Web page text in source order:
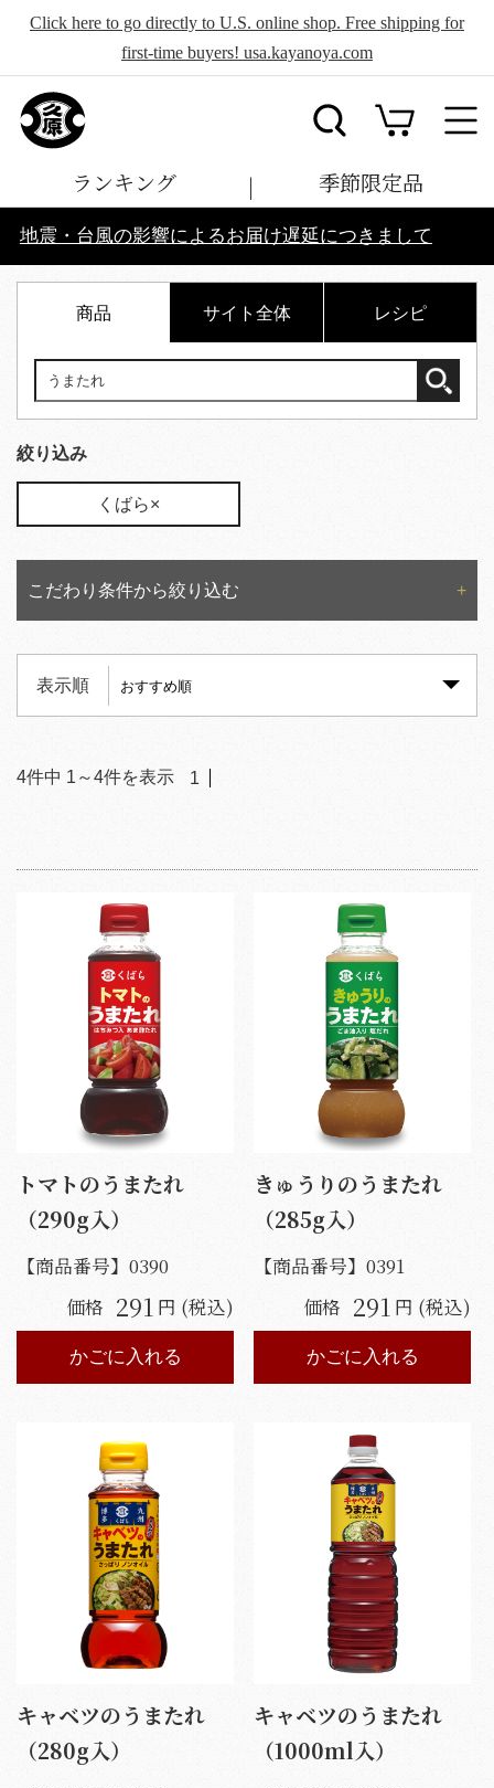
Click here to go directly to U.S. online shop. Free shipping for
first-time buyers! usa.kayanoya.com
ランキング 季節限定品
地震・台風の影響によるお届け遅延につきまして
商品 サイト全体 レシピ
絞り込み
くばら×
こだわり条件から絞り込む
表示順
4件中 1 ～4件を表示 1
トマトのうまたれ
（290g入）
【商品番号】 0390
価格 291 円 (税込)
かごに入れる
きゅうりのうまたれ
（285g入）
【商品番号】0391
価格 291 円 (税込)
かごに入れる
キャベツのうまたれ
（280g入）
キャベツのうまたれ
（1000ml入）